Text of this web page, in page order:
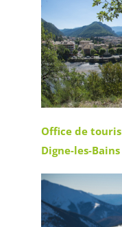
Office de
Digne-les-Bains